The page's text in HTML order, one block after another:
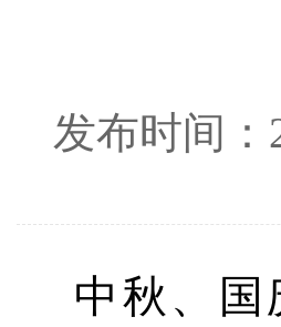
发布时间
中秋、